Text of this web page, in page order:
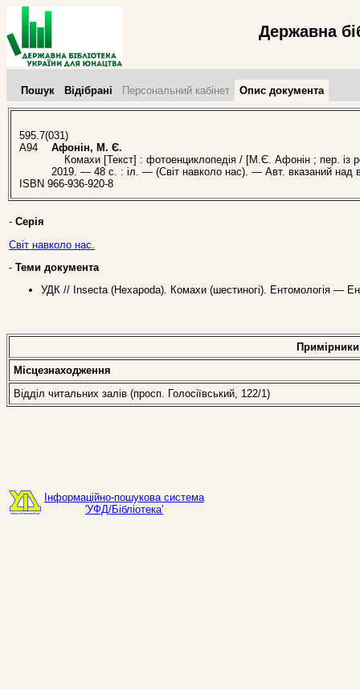
Державна
Пошук Відібрані Персональний кабінет Опис документа
595.7(031)
А94
Афонін, М. Є.
Комахи [Текст] : фотоенциклопедія / [М.Є. Афонін ; пер. із
2019. — 48 с. : іл. — (Світ навколо нас). — Авт. вказаний над
ISBN 966-936-920-8
- Серія
Світ навколо нас.
- Теми документа
УДК // Insecta (Hexapoda). Комахи (шестиногі). Ентомологія —
Примірники
Місцезнаходження
Відділ читальних залів (просп. Голосіївський, 122/1)
Інформаційно-пошукова система
'УФД/Бібліотека'